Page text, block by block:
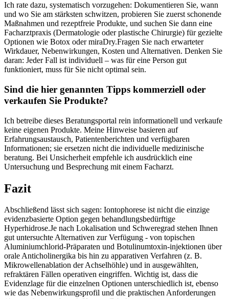
Ich​ rate dazu, ⁣systematisch vorzugehen: Dokumentieren Sie, wann
und wo Sie am stärksten ​schwitzen, probieren Sie zuerst⁢ schonende
Maßnahmen und rezeptfreie Produkte, und suchen‍ Sie dann eine
Facharztpraxis (Dermatologie oder plastische‍ Chirurgie) ​für gezielte
Optionen wie Botox oder miraDry.Fragen Sie nach erwarteter
⁣Wirkdauer, Nebenwirkungen, Kosten und Alternativen. Denken‍ Sie
daran: ⁣Jeder Fall ist individuell – was⁢ für eine ‍Person gut
funktioniert, muss für Sie nicht optimal sein.
Sind die hier genannten Tipps kommerziell oder‌
verkaufen Sie Produkte?
Ich betreibe dieses​ Beratungsportal rein informationell und verkaufe
keine eigenen Produkte. Meine Hinweise basieren⁤ auf
Erfahrungsaustausch, Patientenberichten und verfügbaren
Informationen; ⁢sie⁢ ersetzen nicht die⁣ individuelle medizinische
beratung. Bei Unsicherheit⁤ empfehle ich ​ausdrücklich ⁤eine
Untersuchung und Besprechung mit einem Facharzt. ​
Fazit
Abschließend lässt sich sagen: Iontophorese ist⁤ nicht die einzige
evidenzbasierte Option gegen behandlungsbedürftige
⁤Hyperhidrose.Je⁤ nach Lokalisation und Schweregrad stehen ​Ihnen
gut untersuchte⁣ Alternativen zur Verfügung ⁢- von topischen
Aluminiumchlorid-Präparaten‌ und Botulinumtoxin-injektionen über
orale ‍Anticholinergika ⁢bis hin ⁣zu apparativen Verfahren (z. ‍B.
Mikrowellenablation​ der Achselhöhle) und in ausgewählten,​
refraktären Fällen operativen eingriffen. Wichtig ist, dass die
Evidenzlage für die einzelnen Optionen‍ unterschiedlich ist, ‍ebenso​
wie das Nebenwirkungsprofil und ‍die praktischen Anforderungen